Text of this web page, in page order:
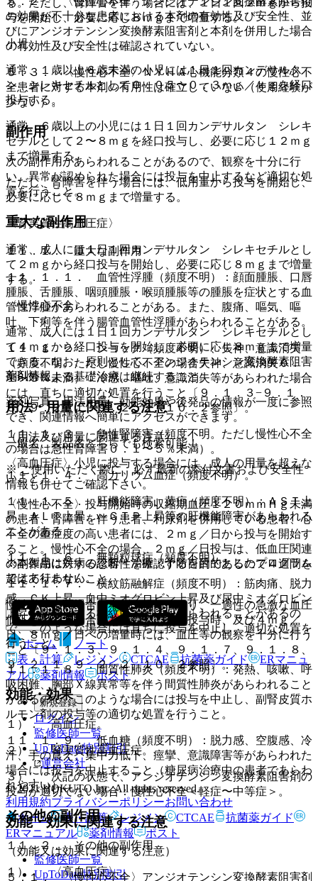
の効果が不十分な患者における本剤の有効性及び安全性、並
びにアンジオテンシン変換酵素阻害剤と本剤を併用した場合
の有効性及び安全性は確認されていない。
５．３． 〈慢性心不全〉ＮＹＨＡ心機能分類４の慢性心不
全患者に対する本剤の有用性は確立していない（使用経験が
少ない）。
副作用
次の副作用があらわれることがあるので、観察を十分に行
い、異常が認められた場合には投与を中止するなど適切な処
置を行うこと。
重大な副作用
１１．１． 重大な副作用
１１．１．１． 血管性浮腫（頻度不明）：顔面腫脹、口唇
腫脹、舌腫脹、咽頭腫脹・喉頭腫脹等の腫脹を症状とする血
管性浮腫があらわれることがある。また、腹痛、嘔気、嘔
吐、下痢等を伴う腸管血管性浮腫があらわれることがある。
１１．１．２． ショック（頻度不明）、失神、意識消失
（頻度不明。ただし慢性心不全の場合失神、意識消失０．
１〜５％未満）：冷感、嘔吐、意識消失等があらわれた場合
には、直ちに適切な処置を行うこと〔９．１．３−９．１．
８、９．２．１、９．２．２、１０．２参照〕。
１１．１．３． 急性腎障害（頻度不明。ただし慢性心不全
の場合は急性腎障害０．１〜５％未満）。
１１．１．４． 高カリウム血症（頻度不明）。
１１．１．５． 肝機能障害、黄疸（頻度不明）：ＡＳＴ上
昇、ＡＬＴ上昇、γ−ＧＴＰ上昇等の肝機能障害があらわれる
ことがある。
１１．１．６． 無顆粒球症（頻度不明）。
１１．１．７． 横紋筋融解症（頻度不明）：筋肉痛、脱力
感、ＣＫ上昇、血中ミオグロビン上昇及び尿中ミオグロビン
上昇を特徴とする横紋筋融解症があらわれることがあるの
で、このような場合には直ちに投与を中止し、適切な処置を
行うこと。
１１．１．８． 間質性肺炎（頻度不明）：発熱、咳嗽、呼
吸困難、胸部Ｘ線異常等を伴う間質性肺炎があらわれること
があるので、このような場合には投与を中止し、副腎皮質ホ
ルモン剤の投与等の適切な処置を行うこと。
１１．１．９． 低血糖（頻度不明）：脱力感、空腹感、冷
汗、手の震え、集中力低下、痙攣、意識障害等があらわれた
場合には投与を中止すること（糖尿病治療中の患者であらわ
れやすい）。
その他の副作用
１１．２． その他の副作用
１）． 〈高血圧症〉
る。ただし、腎障害を伴う場合には、１日１回２ｍｇから投
与を開始し、必要に応じ８ｍｇまで増量する。
小児
通常、１歳以上６歳未満の小児には１日１回カンデサルタ
ン シレキセチルとして０．０５〜０．３ｍｇ／ｋｇを経口
投与する。
通常、６歳以上の小児には１日１回カンデサルタン シレキ
セチルとして２〜８ｍｇを経口投与し、必要に応じ１２ｍｇ
まで増量する。
ただし、腎障害を伴う場合には、低用量から投与を開始し、
必要に応じて８ｍｇまで増量する。
〈腎実質性高血圧症〉
通常、成人には１日１回カンデサルタン シレキセチルとし
て２ｍｇから経口投与を開始し、必要に応じ８ｍｇまで増量
する。
〈慢性心不全〉
通常、成人には１日１回カンデサルタン シレキセチルとし
て４ｍｇから経口投与を開始し、必要に応じ８ｍｇまで増量
できる。なお、原則として、アンジオテンシン変換酵素阻害
剤以外による基礎治療は継続すること。
用法・用量に関連する注意
（用法及び用量に関連する注意）
〈高血圧症〉小児に投与する場合には、成人の用量を超えな
いこと。
〈慢性心不全〉投与開始時の収縮期血圧１２０ｍｍＨｇ未満
の患者、腎障害を伴う患者、利尿剤を併用している患者、心
不全の重症度の高い患者には、２ｍｇ／日から投与を開始す
ること。慢性心不全の場合、２ｍｇ／日投与は、低血圧関連
の副作用に対する忍容性を確認する目的であるので４週間を
超えて行わないこと。
慢性心不全の場合、本剤の投与により、一過性の急激な血圧
低下を起こす場合があるので、初回投与時、及び４ｍｇ／
日、８ｍｇ／日への増量時には、血圧等の観察を十分に行う
こと〔９．１．３、９．１．４、９．１．７、９．１．８、
９．２．１、９．２．２、１０．２参照〕。
効能・効果
１）． 高血圧症。
２）． 腎実質性高血圧症。
３）． 次記の状態で、アンジオテンシン変換酵素阻害剤の
投与が適切でない場合：慢性心不全＜軽症〜中等症＞。
効能・効果に関連する注意
（効能又は効果に関連する注意）
５．１． 〈慢性心不全〉アンジオテンシン変換酵素阻害剤
薬剤情報
薬剤写真、用法用量、効能効果や後発品の情報が一度に参照
でき、関連情報へ簡単にアクセスができます。
一般名、製品名どちらでも検索可能！
※ ご使用いただく際に、必ず最新の添付文書および安全性
情報も併せてご確認下さい。
※本製品は疾病の診断・治療・予防を目的としたプログラム
ではありません。
ホーム
ノート
表・計算
レジメン CTCAE 抗菌薬ガイド
ERマニュ
アル
薬剤情報 ポスト
新規登録
ログイン
監修医師一覧
UpToDate特別割引
運営会社
© 2021 HOKUTO Inc. All rights reserved.
利用規約プライバシーポリシーお問い合わせ
ホーム
表・計算 レジメン CTCAE
抗菌薬ガイド
ERマニュアル
薬剤情報 ポスト
監修医師一覧
UpToDate特別割引